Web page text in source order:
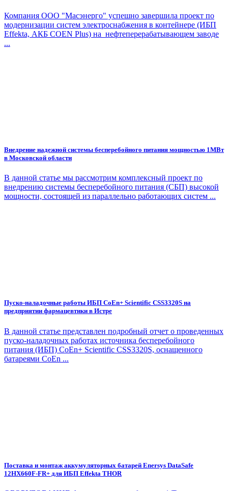
Компания ООО "Масэнерго" успешно завершила проект по
модернизации систем электроснабжения в контейнере (ИБП
Effekta, АКБ COEN Plus) на нефтеперерабатывающем заводе
...
Внедрение надежной системы бесперебойного питания мощностью 1МВт
в Московской области
В данной статье мы рассмотрим комплексный проект по
внедрению системы бесперебойного питания (СБП) высокой
мощности, состоящей из параллельно работающих систем ...
Пуско-наладочные работы ИБП CoEn+ Scientific CSS3320S на
предприятии фармацевтики в Истре
В данной статье представлен подробный отчет о проведенных
пуско-наладочных работах источника бесперебойного
питания (ИБП) CoEn+ Scientific CSS3320S, оснащенного
батареями CoEn ...
Поставка и монтаж аккумуляторных батарей Enersys DataSafe
12HX660F-FR+ для ИБП Effekta THOR